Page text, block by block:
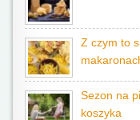
Z czym to
Sezon na
koszyka